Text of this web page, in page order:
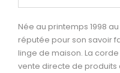
Née au printemps 1998
réputée pour son savoir
linge de maison. La
vente directe de produits